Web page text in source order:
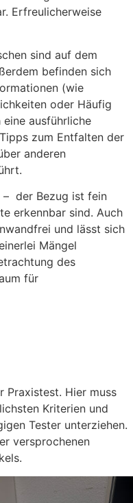
Erfreulicherweise
sind auf dem
befinden sich
(wie
oder Häufig
eine ausführliche
zum Entfalten der
anderen
der Bezug ist fein
erkennbar sind. Auch
und lässt sich
Mängel
des
für
Praxistest. Hier muss
Kriterien und
Tester unterziehen.
versprochenen